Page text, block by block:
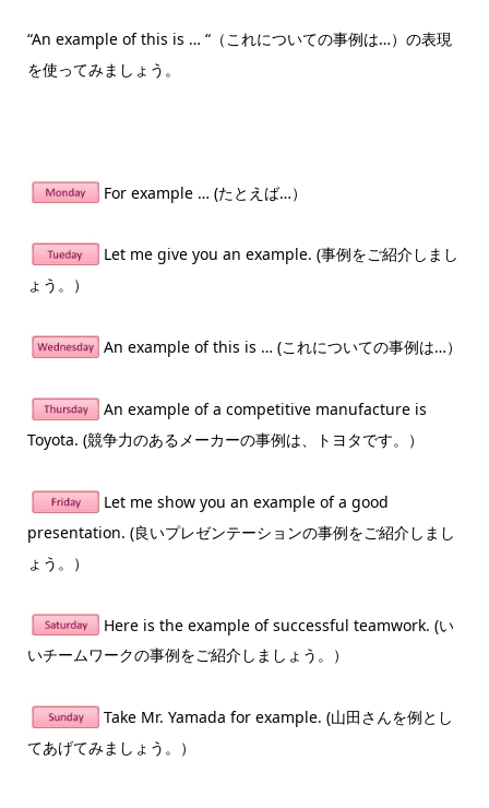
“An example of this is … “（これについての事例は…）の表現
を使ってみましょう。
For example … (たとえば…）
Let me give you an example. (事例をご紹介しまし
ょう。）
An example of this is … (これについての事例は…）
An example of a competitive manufacture is
Toyota. (競争力のあるメーカーの事例は、トヨタです。）
Let me show you an example of a good
presentation. (良いプレゼンテーションの事例をご紹介しまし
ょう。）
Here is the example of successful teamwork. (い
いチームワークの事例をご紹介しましょう。）
Take Mr. Yamada for example. (山田さんを例とし
てあげてみましょう。）